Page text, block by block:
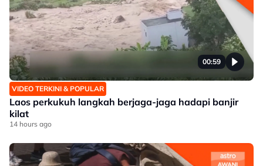
00:59
VIDEO TERKINI & POPULAR
Laos perkukuh langkah berjaga-jaga hadapi banjir
kilat
14 hours ago